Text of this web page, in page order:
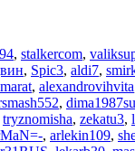
, stalkercom,
, Spic3, aldi7,
, alexandrovihvita
,
tryznomisha, zekatu3,
, arlekin109,